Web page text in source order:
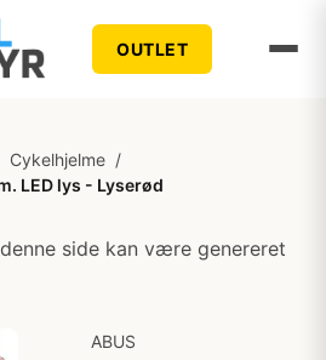
OUTLET
Cykelhjelme /
LED lys - Lyserød
side kan være genereret
ABUS